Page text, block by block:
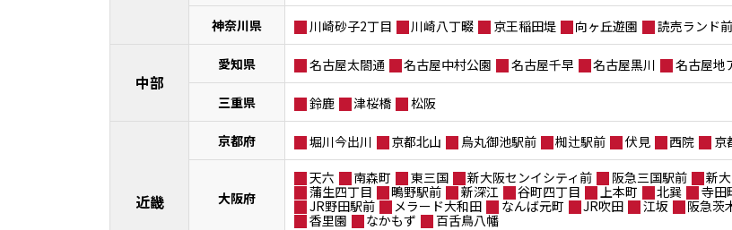
神奈川県
川崎砂子2丁目 川崎八丁畷 京王稲田堤 向ヶ丘遊園 読売ランド前
中部
愛知県 名古屋太閤通 名古屋中村公園 名古屋千早 名古屋黒川 名古屋地
三重県 鈴鹿 津桜橋 松阪
近畿
京都府 堀川今出川 京都北山 烏丸御池駅前 椥辻駅前 伏見 西院 京
大阪府
天六 南森町 東三国 新大阪センイシティ前 阪急三国駅前 新
蒲生四丁目
鴫野駅前 新深江 谷町四丁目 上本町 北巽 寺田
JR野田駅前
メラード大和田 なんば元町 JR吹田 江坂 阪急茨
香里園
なかもず 百舌鳥八幡